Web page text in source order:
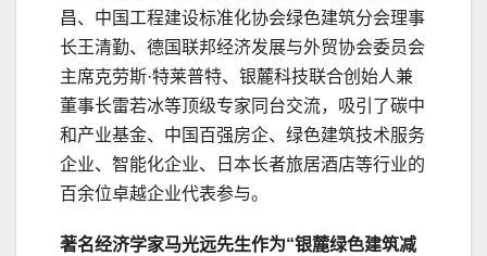
昌、中国工程建设标准化协会绿色建筑分会理事
长王清勤、德国联邦经济发展与外贸协会委员会
主席克劳斯·特莱普特、银麓科技联合创始人兼
董事长雷若冰等顶级专家同台交流，吸引了碳中
和产业基金、中国百强房企、绿色建筑技术服务
企业、智能化企业、日本长者旅居酒店等行业的
百余位卓越企业代表参与。
著名经济学家马光远先生作为“银麓绿色建筑减